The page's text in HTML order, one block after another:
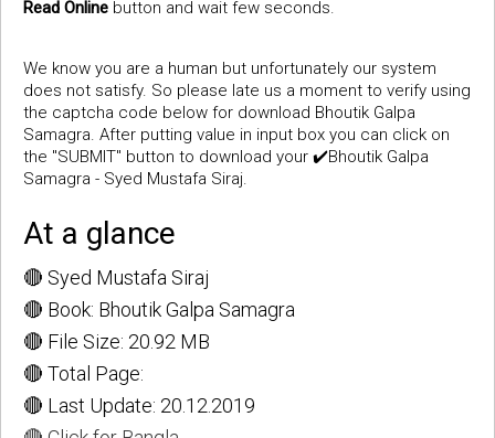
Read Online button and wait few seconds.
We know you are a human but unfortunately our system
does not satisfy. So please late us a moment to verify using
the captcha code below for download Bhoutik Galpa
Samagra. After putting value in input box you can click on
the "SUBMIT" button to download your ✔️Bhoutik Galpa
Samagra - Syed Mustafa Siraj.
At a glance
🔴 Syed Mustafa Siraj
🔴 Book: Bhoutik Galpa Samagra
🔴 File Size: 20.92 MB
🔴 Total Page:
🔴 Last Update: 20.12.2019